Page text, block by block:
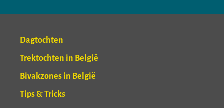
Dagtochten
Trektochten in België
Bivakzones in België
Tips & Tricks